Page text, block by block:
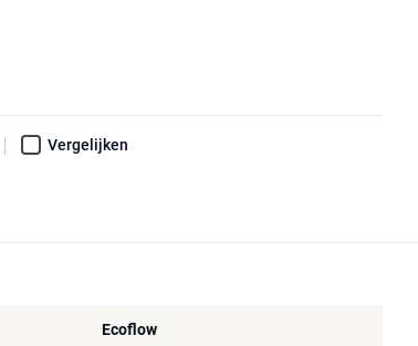
Vergelijken
Ecoflow